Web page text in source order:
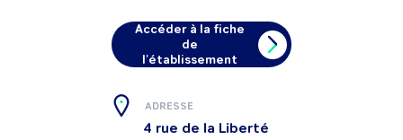
Accéder à la fiche
de
l'établissement
ADRESSE
4 rue de la Liberté